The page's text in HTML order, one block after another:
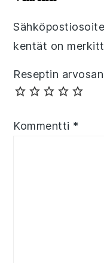
kentät on
Reseptin
Kommentti *